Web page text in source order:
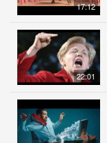
17:12
22:01